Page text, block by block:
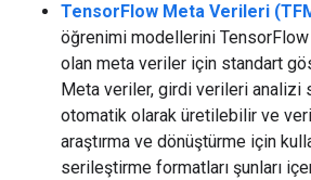
TensorFlow Meta Verileri
öğrenimi modellerini
olan meta veriler için standart
Meta veriler, girdi verileri analizi
otomatik olarak üretilebilir ve
araştırma ve dönüştürme için
serileştirme formatları şunları